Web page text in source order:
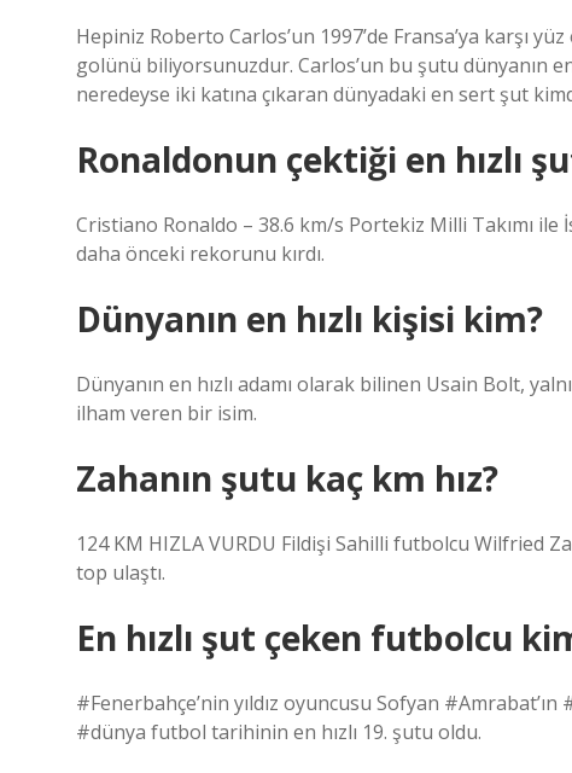
Hepiniz Roberto Carlos’un 1997’de Fransa’ya karşı
golünü biliyorsunuzdur. Carlos’un bu şutu dünyanın en
neredeyse iki katına çıkaran dünyadaki en sert şut
Ronaldonun çektiği en hızlı
Cristiano Ronaldo – 38.6 km/s Portekiz Milli Takımı ile
daha önceki rekorunu kırdı.
Dünyanın en hızlı kişisi kim?
Dünyanın en hızlı adamı olarak bilinen Usain Bolt,
ilham veren bir isim.
Zahanın şutu kaç km hız?
124 KM HIZLA VURDU Fildişi Sahilli futbolcu Wilfried
top ulaştı.
En hızlı şut çeken futbolcu
#Fenerbahçe’nin yıldız oyuncusu Sofyan
#dünya futbol tarihinin en hızlı 19. şutu oldu.